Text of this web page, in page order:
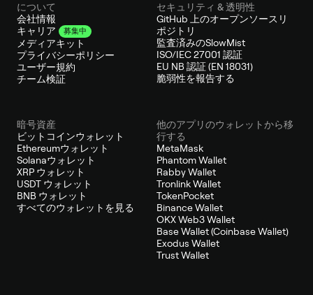
について
会社情報
キャリア
募集中
メディアキット
プライバシーポリシー
ユーザー規約
チーム検証
セキュリティ & 透明性
GitHub 上のオープンソースリ
ポジトリ
監査済みのSlowMist
ISO/IEC 27001 認証
EU NB 認証 (EN 18031)
脆弱性を報告する
暗号資産
ビットコインウォレット
Ethereumウォレット
Solanaウォレット
XRP ウォレット
USDT ウォレット
BNB ウォレット
すべてのウォレットを見る
他のアプリのウォレットから移
行する
MetaMask
Phantom Wallet
Rabby Wallet
Tronlink Wallet
TokenPocket
Binance Wallet
OKX Web3 Wallet
Base Wallet (Coinbase Wallet)
Exodus Wallet
Trust Wallet